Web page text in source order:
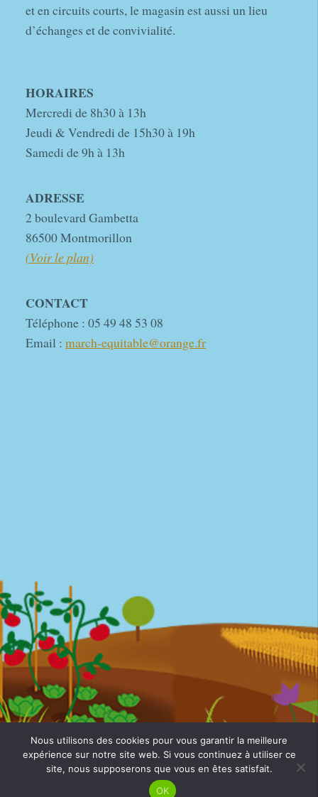
et en circuits courts, le magasin est aussi un lieu
d’échanges et de convivialité.
HORAIRES
Mercredi de 8h30 à 13h
Jeudi & Vendredi de 15h30 à 19h
Samedi de 9h à 13h
ADRESSE
2 boulevard Gambetta
86500 Montmorillon
(Voir le plan)
CONTACT
Téléphone : 05 49 48 53 08
Email : march-equitable@orange.fr
March'équitable © 2026 · Mentions légales· Website by
Mila Weissweiler· TextesLS Com'
Nous utilisons des cookies pour vous garantir la meilleure
expérience sur notre site web. Si vous continuez à utiliser ce
site, nous supposerons que vous en êtes satisfait.
OK